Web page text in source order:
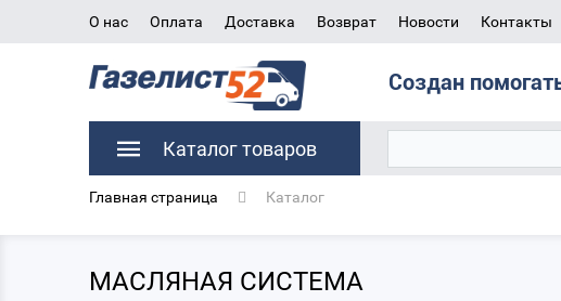
О нас Оплата Доставка Возврат Новости Контакты
Создан
Каталог товаров
Главная страница Каталог
МАСЛЯНАЯ СИСТЕМА